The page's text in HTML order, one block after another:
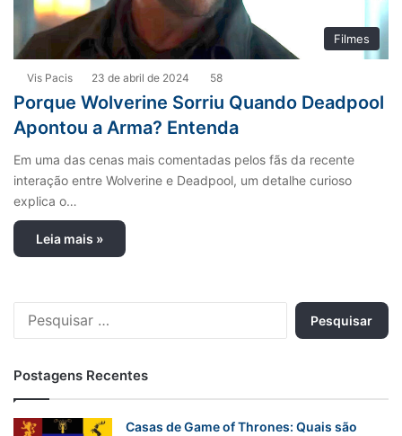
Filmes
Vis Pacis 23 de abril de 2024 58
Porque Wolverine Sorriu Quando Deadpool
Apontou a Arma? Entenda
Em uma das cenas mais comentadas pelos fãs da recente
interação entre Wolverine e Deadpool, um detalhe curioso
explica o…
Leia mais »
s
Postagens Recentes
Casas de Game of Thrones: Quais são